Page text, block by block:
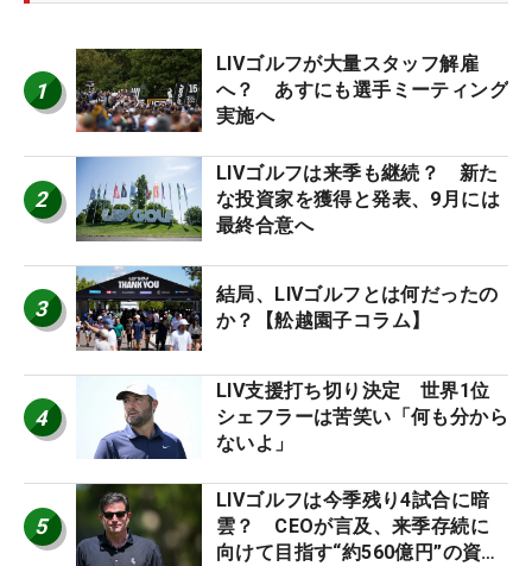
1
LIVゴルフが大量スタッフ解雇
へ？ あすにも選手ミーティング
実施へ
2
LIVゴルフは来季も継続？ 新た
な投資家を獲得と発表、9月には
最終合意へ
3
結局、LIVゴルフとは何だったの
か？【舩越園子コラム】
4
LIV支援打ち切り決定 世界1位
シェフラーは苦笑い「何も分から
ないよ」
5
LIVゴルフは今季残り4試合に暗
雲？ CEOが言及、来季存続に
向けて目指す“約560億円”の資金